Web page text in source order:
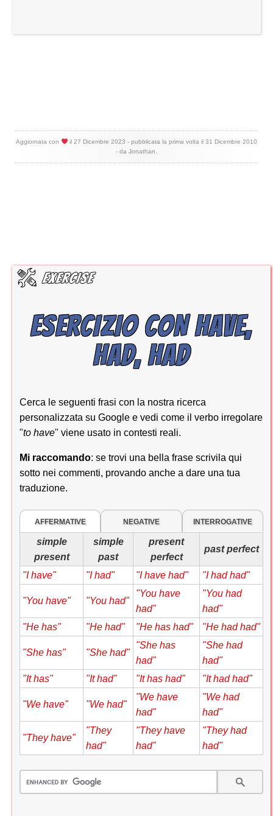
Aggiornata con il27 Dicembre 2023 - pubblicata la prima volta il31 Dicembre 2010
- da Jonathan
ESERCIZIO CON HAVE,
HAD, HAD
Cerca le seguenti frasi con la nostra ricerca
personalizzata su Google e vedi come il verbo irregolare
"to have" viene usato in contesti reali.
Mi raccomando: se trovi una bella frase scrivila qui
sotto nei commenti, provando anche a dare una tua
traduzione.
AFFERMATIVE NEGATIVE INTERROGATIVE
simple
present
simple
past
present
perfect
past perfect
"I have" "I had" "I have had" "I had had"
"You have" "You had"
"You have
had"
"You had
had"
"He has"
"He had" "He has had" "He had had"
"She has" "She had"
"She has
had"
"She had
had"
"It has"
"It had" "It has had" "It had had"
"We have" "We had"
"We have
had"
"We had
had"
"They have"
"They
had"
"They have
had"
"They had
had"